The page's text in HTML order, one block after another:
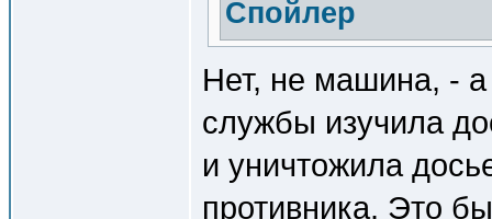
Спойлер
Нет, не машина, - а
службы изучила
и уничтожила
противника. Это